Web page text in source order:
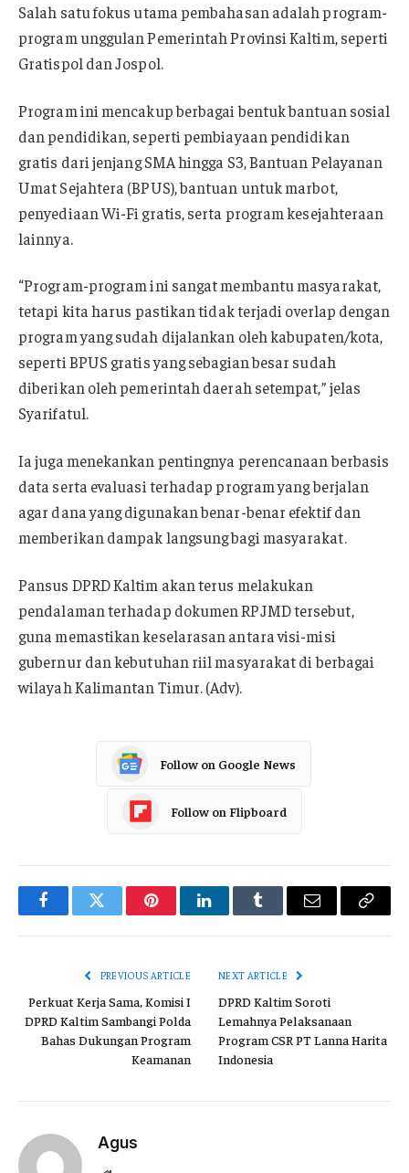
Salah satu fokus utama pembahasan adalah program-
program unggulan Pemerintah Provinsi Kaltim, seperti
Gratispol dan Jospol.
Program ini mencakup berbagai bentuk bantuan sosial
dan pendidikan, seperti pembiayaan pendidikan
gratis dari jenjang SMA hingga S3, Bantuan Pelayanan
Umat Sejahtera (BPUS), bantuan untuk marbot,
penyediaan Wi-Fi gratis, serta program kesejahteraan
lainnya.
“Program-program ini sangat membantu masyarakat,
tetapi kita harus pastikan tidak terjadi overlap dengan
program yang sudah dijalankan oleh kabupaten/kota,
seperti BPUS gratis yang sebagian besar sudah
diberikan oleh pemerintah daerah setempat,” jelas
Syarifatul.
Ia juga menekankan pentingnya perencanaan berbasis
data serta evaluasi terhadap program yang berjalan
agar dana yang digunakan benar-benar efektif dan
memberikan dampak langsung bagi masyarakat.
Pansus DPRD Kaltim akan terus melakukan
pendalaman terhadap dokumen RPJMD tersebut,
guna memastikan keselarasan antara visi-misi
gubernur dan kebutuhan riil masyarakat di berbagai
wilayah Kalimantan Timur. (Adv).
Follow on Google News
Follow on Flipboard
FacebookTwitter PinterestLinkedInTumblr Email
Copy
PREVIOUS ARTICLE
Perkuat Kerja Sama, Komisi I
DPRD Kaltim Sambangi Polda
Bahas Dukungan Program
Keamanan
NEXT ARTICLE
DPRD Kaltim Soroti
Lemahnya Pelaksanaan
Program CSR PT Lanna Harita
Indonesia
Agus